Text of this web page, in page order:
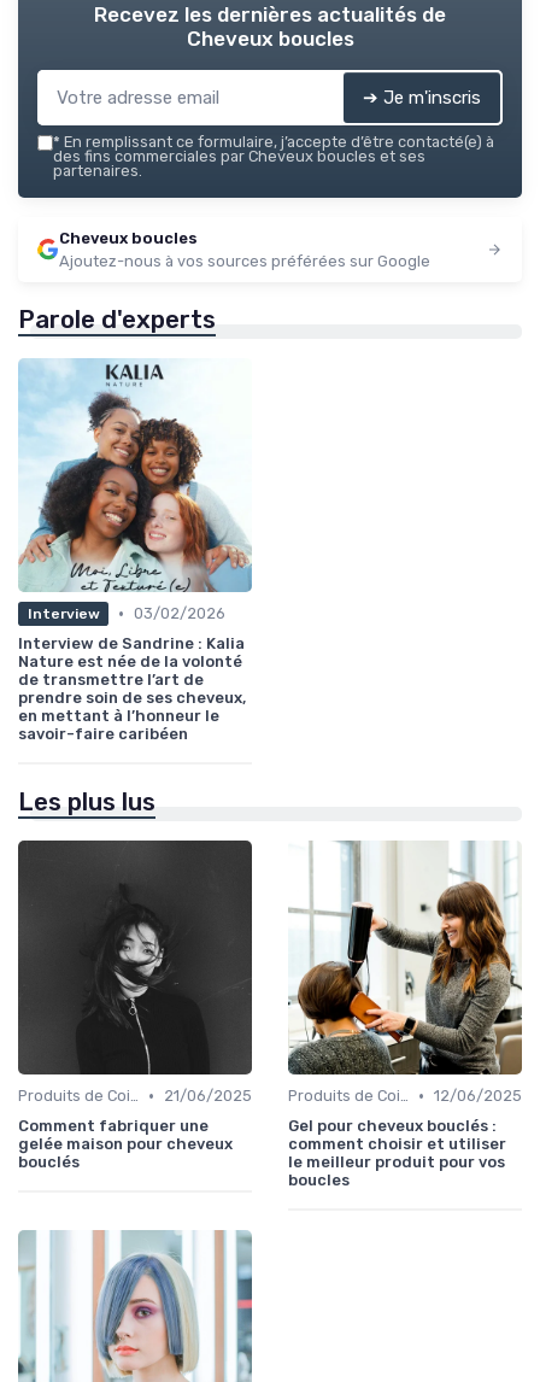
Recevez les dernières actualités de
Cheveux boucles
➔ Je m'inscris
* En remplissant ce formulaire, j’accepte d’être contacté(e) à
des fins commerciales par Cheveux boucles et ses
partenaires.
Cheveux boucles
Ajoutez-nous à vos sources préférées sur Google
Parole d'experts
Interview • 03/02/2026
Interview de Sandrine : Kalia
Nature est née de la volonté
de transmettre l’art de
prendre soin de ses cheveux,
en mettant à l’honneur le
savoir-faire caribéen
Les plus lus
Produits de Coiffage •
21/06/2025
Comment fabriquer une
gelée maison pour cheveux
bouclés
Produits de Coiffage • 12/06/2025
Gel pour cheveux bouclés :
comment choisir et utiliser
le meilleur produit pour vos
boucles